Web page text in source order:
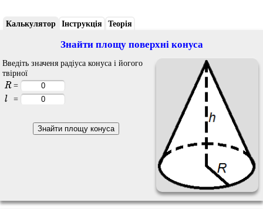
Калькулятор Інструкція Теорія
Знайти площу поверхні конуса
Введіть значеня радіуса конуса і йогого
твірної
R=
l =